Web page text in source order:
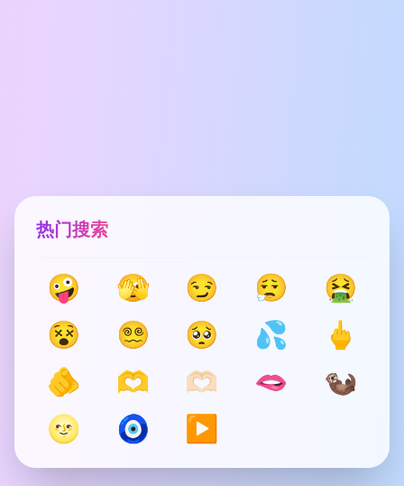
热门搜索
🤪 🫣 😏 😮‍💨
🤮
😵
😵‍💫 🥺 💦
🖕
🫵
🫶 🫶🏻 🫦
🦦
🌝
🧿 ▶️